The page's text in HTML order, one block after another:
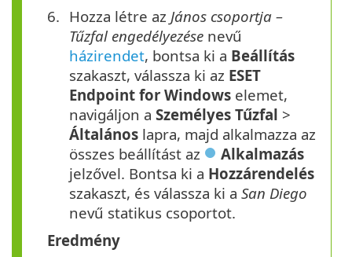
Hozza létre az János csoportja –
Tűzfal engedélyezése nevű
házirendet, bontsa ki a Beállítás
szakaszt, válassza ki az ESET
Endpoint for Windows elemet,
navigáljon a Személyes Tűzfal >
Általános lapra, majd alkalmazza az
összes beállítást az
Alkalmazás
jelzővel. Bontsa ki a Hozzárendelés
szakaszt, és válassza ki a San Diego
nevű statikus csoportot.
Eredmény